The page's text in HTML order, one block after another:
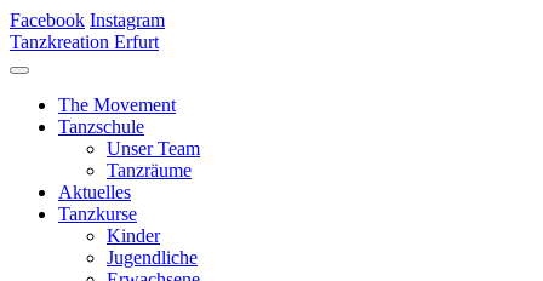
Facebook Instagram
Tanzkreation Erfurt
The Movement
Tanzschule
Unser Team
Tanzräume
Aktuelles
Tanzkurse
Kinder
Jugendliche